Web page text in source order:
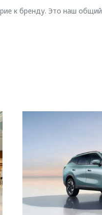
к бренду. Это наш общий